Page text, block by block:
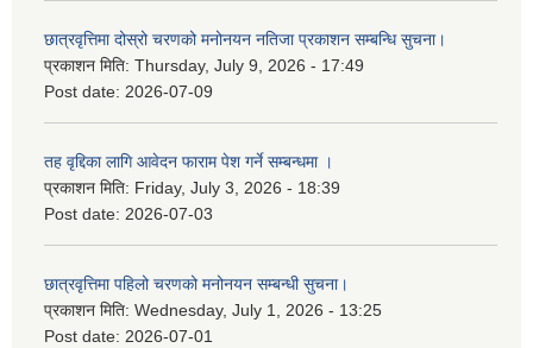
छात्रवृत्तिमा दोस्रो चरणको मनोनयन नतिजा प्रकाशन सम्बन्धि सुचना।
प्रकाशन मिति: Thursday, July 9, 2026 - 17:49
Post date: 2026-07-09
तह वृद्दिका लागि आवेदन फाराम पेश गर्ने सम्बन्धमा ।
प्रकाशन मिति: Friday, July 3, 2026 - 18:39
Post date: 2026-07-03
छात्रवृत्तिमा पहिलो चरणको मनोनयन सम्बन्धी सुचना।
प्रकाशन मिति: Wednesday, July 1, 2026 - 13:25
Post date: 2026-07-01